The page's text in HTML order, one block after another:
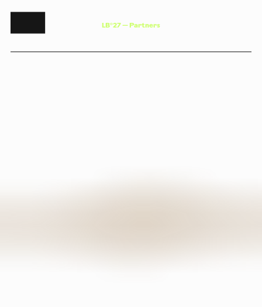
LB°27—Partners